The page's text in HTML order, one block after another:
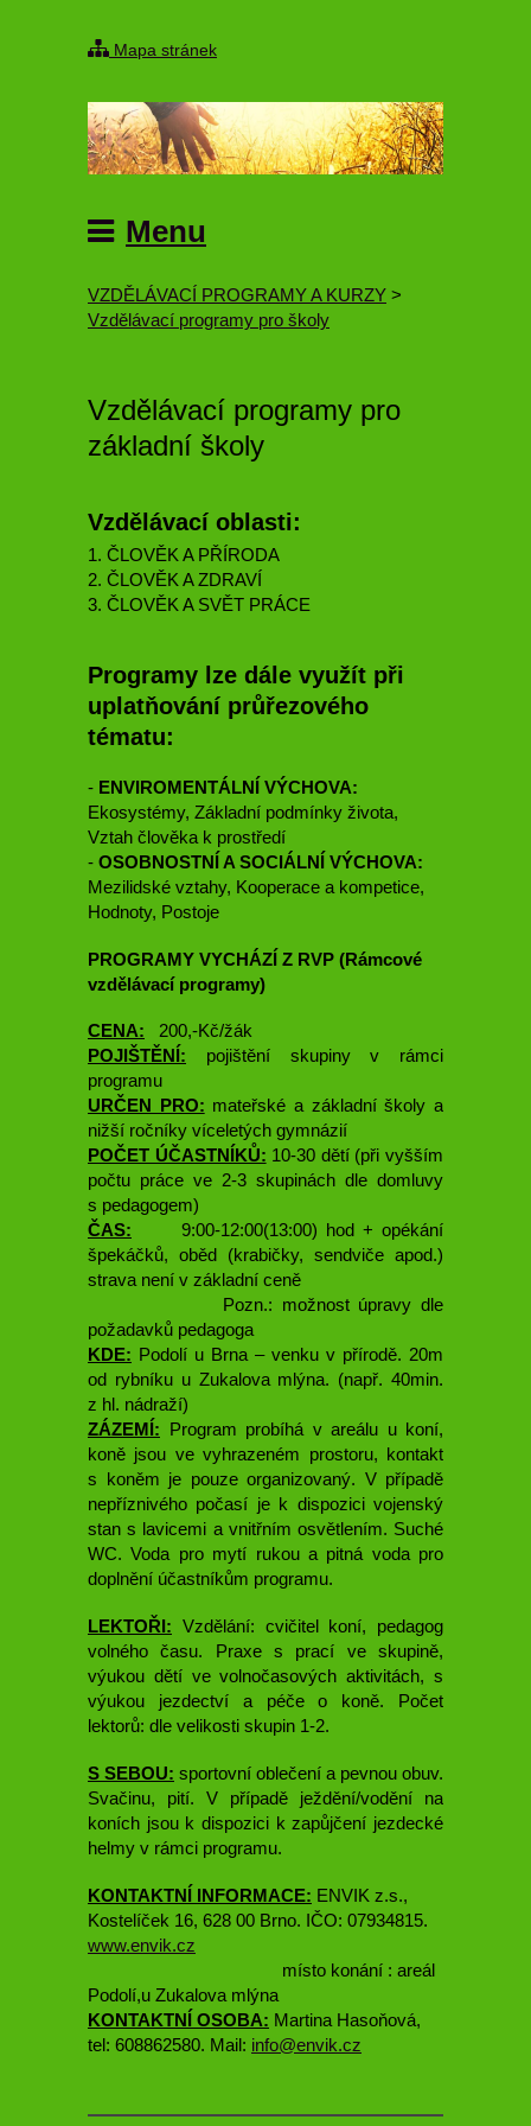
Mapa stránek
Menu
VZDĚLÁVACÍ PROGRAMY A KURZY >
Vzdělávací programy pro školy
Vzdělávací programy pro
základní školy
Vzdělávací oblasti:
1. ČLOVĚK A PŘÍRODA
2. ČLOVĚK A ZDRAVÍ
3. ČLOVĚK A SVĚT PRÁCE
Programy lze dále využít při
uplatňování průřezového
tématu:
- ENVIROMENTÁLNÍ VÝCHOVA:
Ekosystémy, Základní podmínky života,
Vztah člověka k prostředí
- OSOBNOSTNÍ A SOCIÁLNÍ VÝCHOVA:
Mezilidské vztahy, Kooperace a kompetice,
Hodnoty, Postoje
PROGRAMY VYCHÁZÍ Z RVP (Rámcové
vzdělávací programy)
CENA: 200,-Kč/žák
POJIŠTĚNÍ: pojištění skupiny v rámci
programu
URČEN PRO: mateřské a základní školy a
nižší ročníky víceletých gymnázií
POČET ÚČASTNÍKŮ: 10-30 dětí (při vyšším
počtu práce ve 2-3 skupinách dle domluvy
s pedagogem)
ČAS: 9:00-12:00(13:00) hod + opékání
špekáčků, oběd (krabičky, sendviče apod.)
strava není v základní ceně
Pozn.: možnost úpravy dle
požadavků pedagoga
KDE: Podolí u Brna – venku v přírodě. 20m
od rybníku u Zukalova mlýna. (např. 40min.
z hl. nádraží)
ZÁZEMÍ: Program probíhá v areálu u koní,
koně jsou ve vyhrazeném prostoru, kontakt
s koněm je pouze organizovaný. V případě
nepříznivého počasí je k dispozici vojenský
stan s lavicemi a vnitřním osvětlením. Suché
WC. Voda pro mytí rukou a pitná voda pro
doplnění účastníkům programu.
LEKTOŘI: Vzdělání: cvičitel koní, pedagog
volného času. Praxe s prací ve skupině,
výukou dětí ve volnočasových aktivitách, s
výukou jezdectví a péče o koně. Počet
lektorů: dle velikosti skupin 1-2.
S SEBOU: sportovní oblečení a pevnou obuv.
Svačinu, pití. V případě ježdění/vodění na
koních jsou k dispozici k zapůjčení jezdecké
helmy v rámci programu.
KONTAKTNÍ INFORMACE: ENVIK z.s.,
Kostelíček 16, 628 00 Brno. IČO: 07934815.
www.envik.cz
místo konání : areál
Podolí,u Zukalova mlýna
KONTAKTNÍ OSOBA: Martina Hasoňová,
tel: 608862580. Mail: info@envik.cz